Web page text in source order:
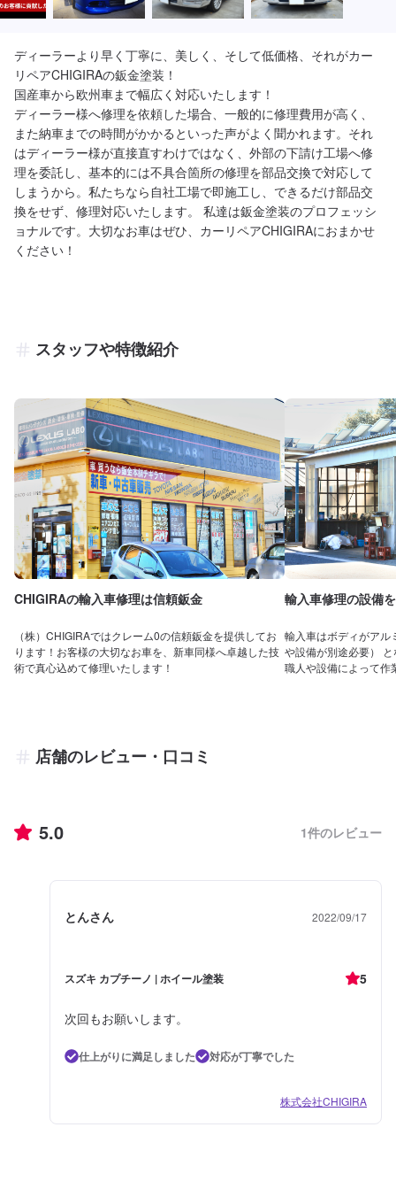
ディーラーより早く丁寧に、美しく、そして低価格、それがカー
リペアCHIGIRAの鈑金塗装！
国産車から欧州車まで幅広く対応いたします！
ディーラー様へ修理を依頼した場合、一般的に修理費用が高く、
また納車までの時間がかかるといった声がよく聞かれます。それ
はディーラー様が直接直すわけではなく、外部の下請け工場へ修
理を委託し、基本的には不具合箇所の修理を部品交換で対応して
しまうから。私たちなら自社工場で即施工し、できるだけ部品交
換をせず、修理対応いたします。 私達は鈑金塗装のプロフェッシ
ョナルです。大切なお車はぜひ、カーリペアCHIGIRAにおまかせ
ください！
スタッフや特徴紹介
CHIGIRAの輸入車修理は信頼鈑金
（株）CHIGIRAではクレーム0の信頼鈑金を提供してお
ります！お客様の大切なお車を、新車同様へ卓越した技
術で真心込めて修理いたします！
輸入車修理の設備
輸入車はボディがアル
や設備が別途必要）
職人や設備によって作
店舗のレビュー・口コミ
5.0 1件のレビュー
とんさん 2022/09/17
スズキ カプチーノ | ホイール塗装 5
次回もお願いします。
仕上がりに満足しました 対応が丁寧でした
株式会社CHIGIRA